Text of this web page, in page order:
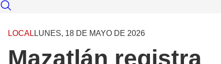
LOCAL LUNES, 18 DE MAYO DE 2026
Mazatlán registra